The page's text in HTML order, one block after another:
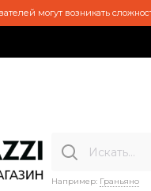
могут возникать
Например: Граньяно